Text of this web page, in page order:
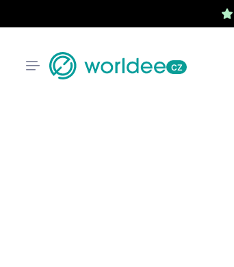
CZ